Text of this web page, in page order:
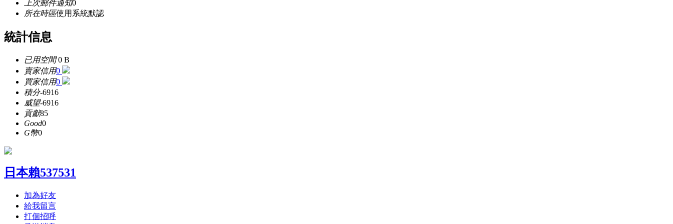
上次郵件通知0
所在時區使用系統默認
統計信息
已用空間0 B
賣家信用0
買家信用0
積分-6916
威望-6916
貢獻85
Good0
G幣0
日本賴537531
加為好友
給我留言
打個招呼